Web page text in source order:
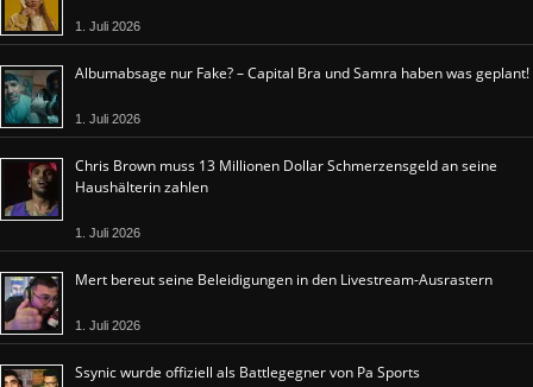
1. Juli 2026
Albumabsage nur Fake? – Capital Bra und Samra haben was geplant!
1. Juli 2026
Chris Brown muss 13 Millionen Dollar Schmerzensgeld an seine
Haushälterin zahlen
1. Juli 2026
Mert bereut seine Beleidigungen in den Livestream-Ausrastern
1. Juli 2026
Ssynic wurde offiziell als Battlegegner von Pa Sports